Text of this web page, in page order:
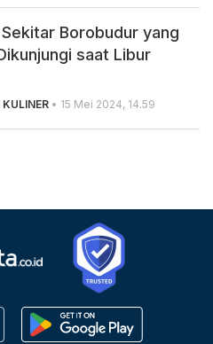
Borobudur yang
saat Libur
• 15 Mei 2024, 14.59